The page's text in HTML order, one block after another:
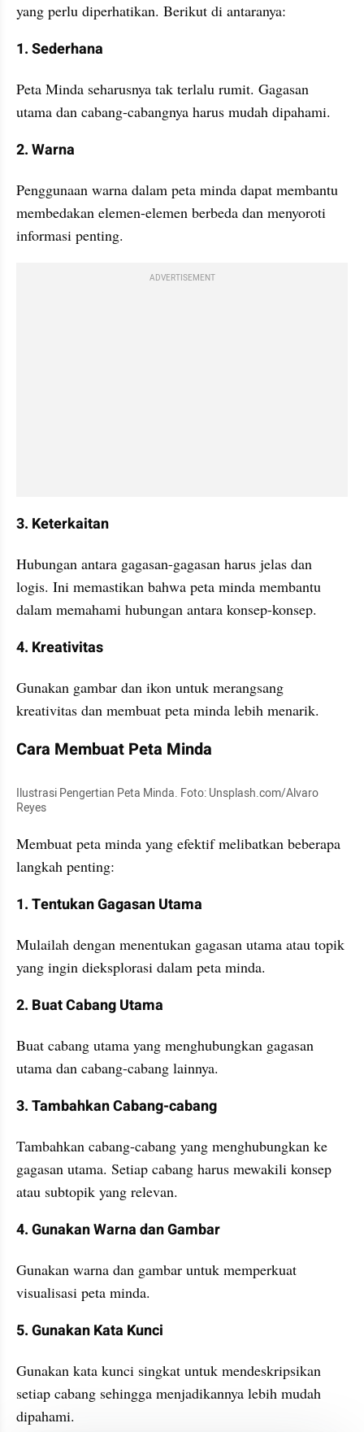
yang perlu diperhatikan. Berikut di antaranya:
1. Sederhana
Peta Minda seharusnya tak terlalu rumit. Gagasan
utama dan cabang-cabangnya harus mudah dipahami.
2. Warna
Penggunaan warna dalam peta minda dapat membantu
membedakan elemen-elemen berbeda dan menyoroti
informasi penting.
ADVERTISEMENT
3. Keterkaitan
Hubungan antara gagasan-gagasan harus jelas dan
logis. Ini memastikan bahwa peta minda membantu
dalam memahami hubungan antara konsep-konsep.
4. Kreativitas
Gunakan gambar dan ikon untuk merangsang
kreativitas dan membuat peta minda lebih menarik.
Cara Membuat Peta Minda
Ilustrasi Pengertian Peta Minda. Foto: Unsplash.com/Alvaro
Reyes
Membuat peta minda yang efektif melibatkan beberapa
langkah penting:
1. Tentukan Gagasan Utama
Mulailah dengan menentukan gagasan utama atau topik
yang ingin dieksplorasi dalam peta minda.
2. Buat Cabang Utama
Buat cabang utama yang menghubungkan gagasan
utama dan cabang-cabang lainnya.
3. Tambahkan Cabang-cabang
Tambahkan cabang-cabang yang menghubungkan ke
gagasan utama. Setiap cabang harus mewakili konsep
atau subtopik yang relevan.
4. Gunakan Warna dan Gambar
Gunakan warna dan gambar untuk memperkuat
visualisasi peta minda.
5. Gunakan Kata Kunci
Gunakan kata kunci singkat untuk mendeskripsikan
setiap cabang sehingga menjadikannya lebih mudah
dipahami.